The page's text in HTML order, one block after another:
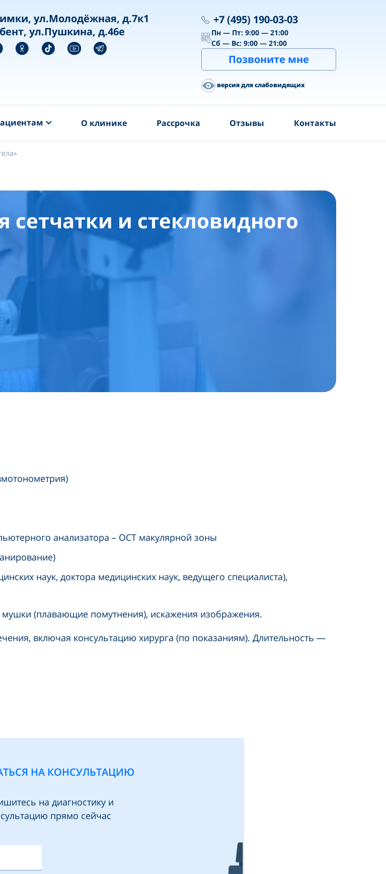
ул.Молодёжная, д.7к1
ул.Пушкина, д.46е
+7 (495) 190-03-03
Пн — Пт: 9:00 — 21:00
Сб — Вс: 9:00 — 21:00
Позвоните мне
версия для слабовидящих
О клинике Рассрочка Отзывы Контакты
сетчатки и стекловидного
анализатора – ОСТ макулярной зоны
наук, доктора медицинских наук, ведущего специалиста),
(плавающие помутнения), искажения изображения.
включая консультацию хирурга (по показаниям). Длительность —
НА КОНСУЛЬТАЦИЮ
на диагностику и
прямо сейчас